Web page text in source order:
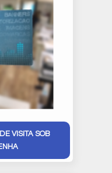
VISITA SOB